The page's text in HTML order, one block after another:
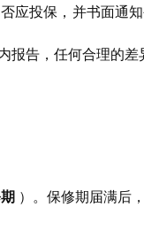
应投保，并书面通
告，任何合理的差
）。保修期届满后